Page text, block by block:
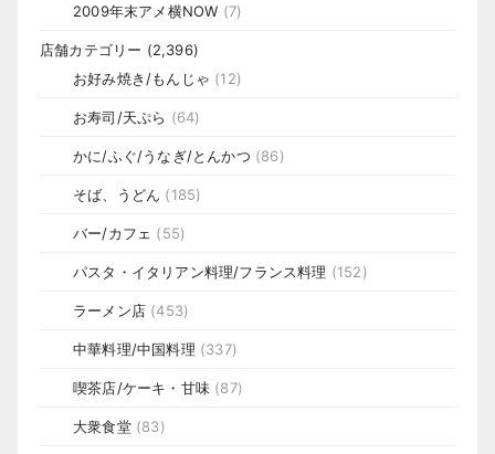
2009年末アメ横NOW (7)
店舗カテゴリー (2,396)
お好み焼き/もんじゃ (12)
お寿司/天ぷら (64)
かに/ふぐ/うなぎ/とんかつ (86)
そば、うどん (185)
バー/カフェ (55)
パスタ・イタリアン料理/フランス料理 (152)
ラーメン店 (453)
中華料理/中国料理 (337)
喫茶店/ケーキ・甘味 (87)
大衆食堂(83)